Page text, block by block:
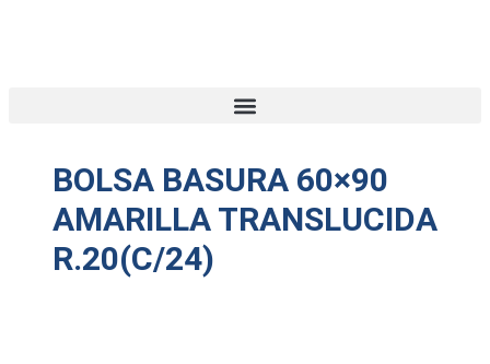
BOLSA BASURA 60×90
AMARILLA TRANSLUCIDA
R.20(C/24)